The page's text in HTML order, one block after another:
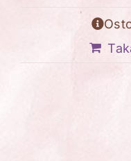
Materiaalipankki